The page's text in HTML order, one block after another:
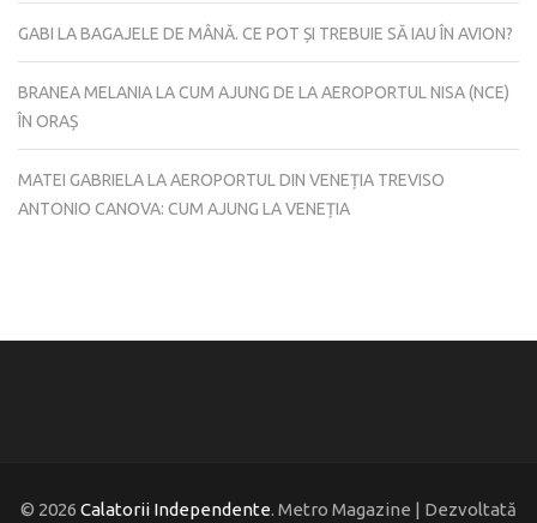
GABI LABAGAJELE DE MÂNĂ. CE POT ȘI TREBUIE SĂ IAU ÎN AVION?
BRANEA MELANIALACUM AJUNG DE LA AEROPORTUL NISA (NCE)
ÎN ORAȘ
MATEI GABRIELALAAEROPORTUL DIN VENEȚIA TREVISO
ANTONIO CANOVA: CUM AJUNG LA VENEȚIA
© 2026 Calatorii Independente. Metro Magazine | Dezvoltată